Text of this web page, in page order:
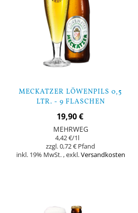
MECKATZER LÖWENPILS 0,5
LTR. - 9 FLASCHEN
19,90 €
MEHRWEG
4,42 €/1l
0,72 €
inkl. 19% MwSt. ,exkl.Versandkosten